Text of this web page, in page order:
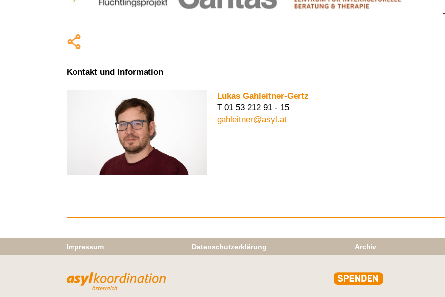
Kontakt und Information
Lukas Gahleitner-Gertz
T 01 53 212 91 - 15
gahleitner@asyl.at
Impressum Datenschutzerklärung Archiv